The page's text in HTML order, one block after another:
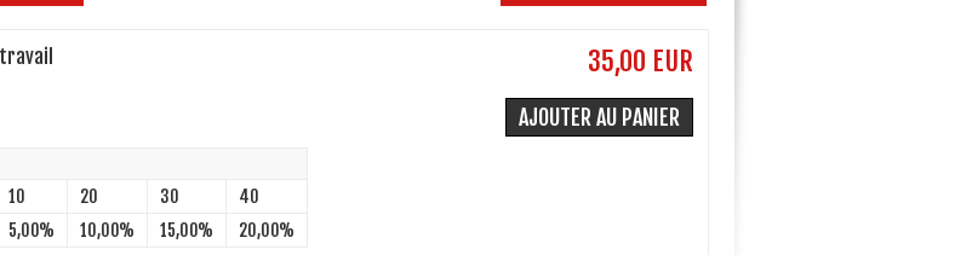
35,00 EUR
AJOUTER AU PANIER
10 20 30 40
5,00% 10,00% 15,00% 20,00%